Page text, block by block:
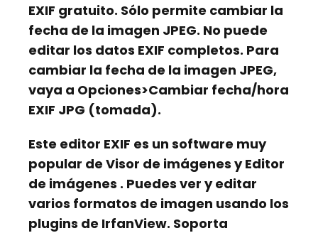
EXIF gratuito. Sólo permite cambiar la
fecha de la imagen JPEG. No puede
editar los datos EXIF completos. Para
cambiar la fecha de la imagen JPEG,
vaya a Opciones>Cambiar fecha/hora
EXIF JPG (tomada).
Este editor EXIF es un software muy
popular de Visor de imágenes yEditor
de imágenes . Puedes ver y editar
varios formatos de imagen usando los
plugins de IrfanView. Soporta